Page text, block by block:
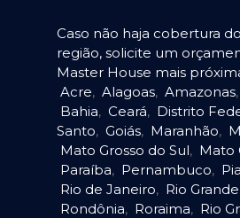
Caso não haja cobertura
região, solicite um
Master House mais
Acre, Alagoas, Amazonas,
Bahia, Ceará, Distrito
Santo, Goiás, Maranhão,
Mato Grosso do Sul, Mato
Paraíba, Pernambuco,
Rio de Janeiro, Rio
Rondônia, Roraima, Rio